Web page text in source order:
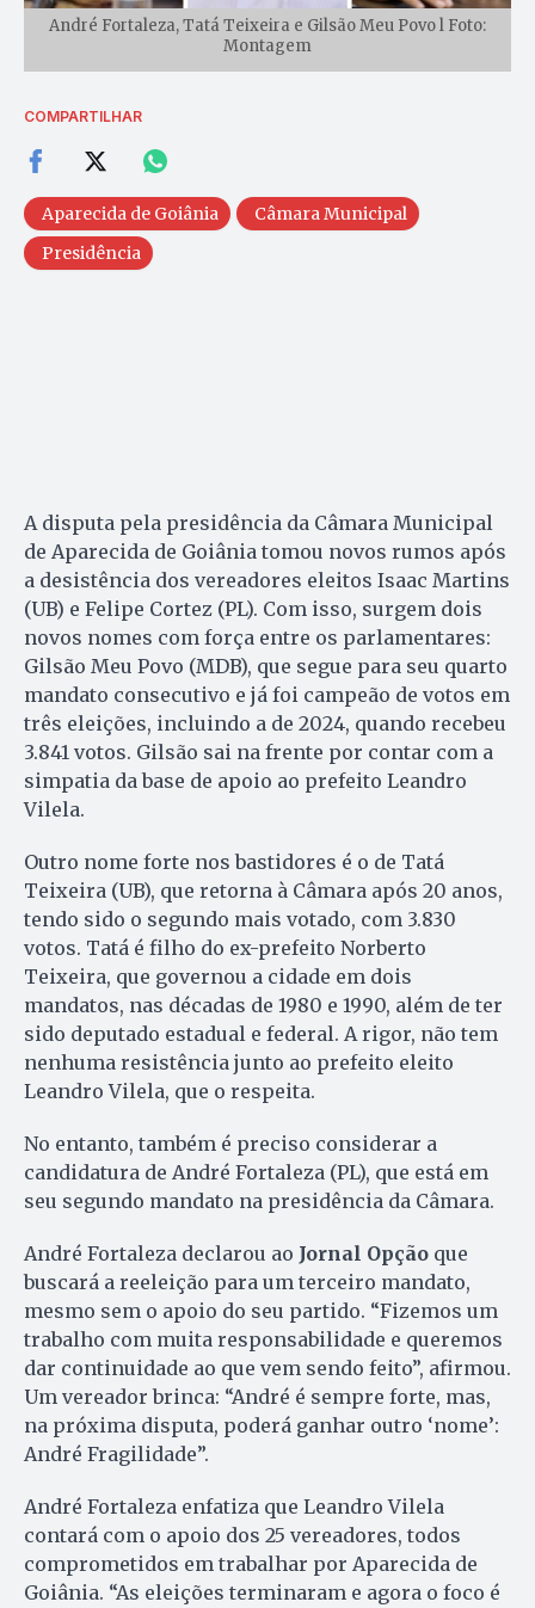
André Fortaleza, Tatá Teixeira e Gilsão Meu Povo l Foto:
Montagem
COMPARTILHAR
Aparecida de Goiânia
Câmara Municipal
Presidência
A disputa pela presidência da Câmara Municipal
de Aparecida de Goiânia tomou novos rumos após
a desistência dos vereadores eleitos Isaac Martins
(UB) e Felipe Cortez (PL). Com isso, surgem dois
novos nomes com força entre os parlamentares:
Gilsão Meu Povo (MDB), que segue para seu quarto
mandato consecutivo e já foi campeão de votos em
três eleições, incluindo a de 2024, quando recebeu
3.841 votos. Gilsão sai na frente por contar com a
simpatia da base de apoio ao prefeito Leandro
Vilela.
Outro nome forte nos bastidores é o de Tatá
Teixeira (UB), que retorna à Câmara após 20 anos,
tendo sido o segundo mais votado, com 3.830
votos. Tatá é filho do ex-prefeito Norberto
Teixeira, que governou a cidade em dois
mandatos, nas décadas de 1980 e 1990, além de ter
sido deputado estadual e federal. A rigor, não tem
nenhuma resistência junto ao prefeito eleito
Leandro Vilela, que o respeita.
No entanto, também é preciso considerar a
candidatura de André Fortaleza (PL), que está em
seu segundo mandato na presidência da Câmara.
André Fortaleza declarou ao Jornal Opção que
buscará a reeleição para um terceiro mandato,
mesmo sem o apoio do seu partido. “Fizemos um
trabalho com muita responsabilidade e queremos
dar continuidade ao que vem sendo feito”, afirmou.
Um vereador brinca: “André é sempre forte, mas,
na próxima disputa, poderá ganhar outro ‘nome’:
André Fragilidade”.
André Fortaleza enfatiza que Leandro Vilela
contará com o apoio dos 25 vereadores, todos
comprometidos em trabalhar por Aparecida de
Goiânia. “As eleições terminaram e agora o foco é